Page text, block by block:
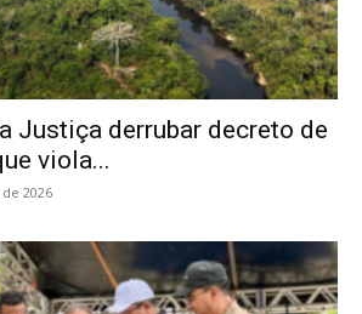
Justiça derrubar decreto de
viola...
2026